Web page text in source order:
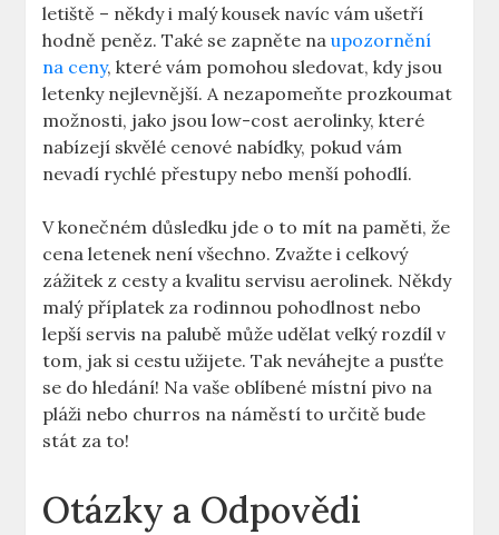
letiště – někdy i malý kousek navíc vám ušetří
hodně peněz. Také se zapněte naupozornění
na ceny, které vám pomohou sledovat, kdy jsou
letenky nejlevnější. A nezapomeňte prozkoumat
možnosti, jako jsou low-cost aerolinky, které
nabízejí skvělé cenové nabídky, pokud vám
nevadí rychlé přestupy nebo menší pohodlí.
V konečném důsledku jde o to mít na paměti, že
cena letenek není všechno. Zvažte i celkový
zážitek z cesty a kvalitu servisu aerolinek. Někdy
malý příplatek za rodinnou pohodlnost nebo
lepší servis na palubě může udělat velký rozdíl v
tom, jak si cestu užijete. Tak neváhejte a pusťte
se do hledání! Na vaše oblíbené místní pivo na
pláži nebo churros na náměstí to určitě bude
stát za to!
Otázky a Odpovědi